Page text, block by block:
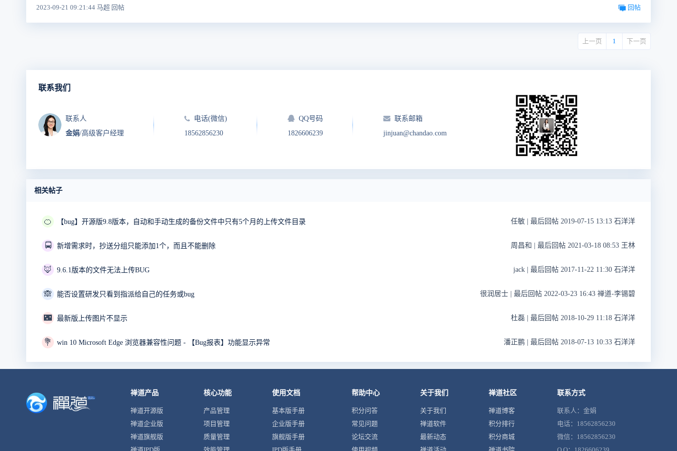
2023-09-21 09:21:44 马超 回帖 回帖
上一页 1 下一页
联系我们
联系人
金娟/高级客户经理
电话(微信)
18562856230
QQ号码
1826606239
联系邮箱
jinjuan@chandao.com
相关帖子
🍊 【bug】开源版9.8版本，自动和手动生成的备份文件中只有5个月的上传文件目录 任敏 最后回帖 2019-07-15 13:13 石洋洋
🚍 新增需求时，抄送分组只能添加1个，而且不能删除 周昌和 最后回帖 2021-03-18 08:53 王林
🦊 9.6.1版本的文件无法上传BUG jack 最后回帖 2017-11-22 11:30 石洋洋
🙈 能否设置研发只看到指派给自己的任务或bug 很润居士 最后回帖 2022-03-23 16:43 禅道-李锡碧
🌃 最新版上传图片不显示 杜磊 最后回帖 2018-10-29 11:18 石洋洋
💐 win 10 Microsoft Edge 浏览器兼容性问题 - 【Bug报表】功能显示异常 潘正鹏 最后回帖 2018-07-13 10:33 石洋洋
禅道产品
禅道开源版
禅道企业版
禅道旗舰版
核心功能
产品管理
项目管理
质量管理
使用文档
基本版手册
企业版手册
旗舰版手册
帮助中心
积分问答
常见问题
论坛交流
关于我们
关于我们
禅道软件
最新动态
禅道社区
禅道博客
积分排行
积分商城
联系方式
联系人：金娟
电话：18562856230
微信：18562856230